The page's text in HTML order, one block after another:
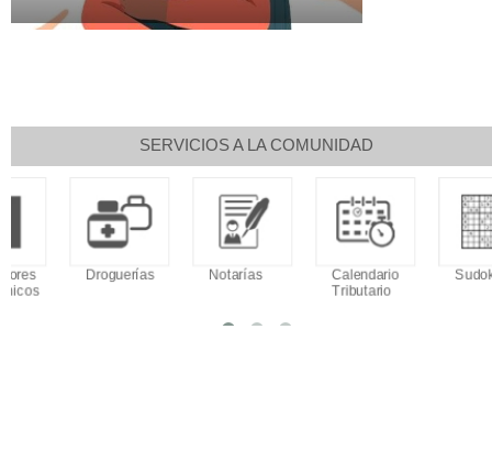
SERVICIOS A LA COMUNIDAD
Clima Horoscopo Aeropuerto
Indicadores
económicos